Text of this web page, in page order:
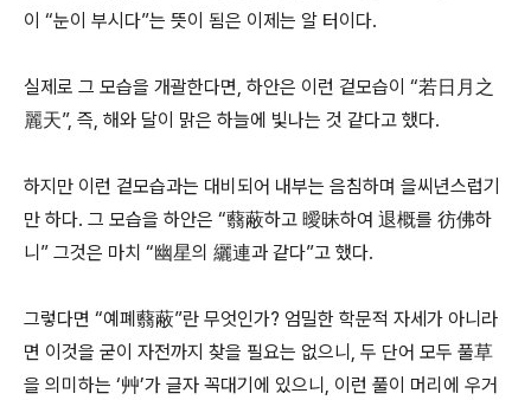
이 “눈이 부시다”는 뜻이 됨은 이제는 알 터이다.
실제로 그 모습을 개괄한다면, 하안은 이런 겉모습이 “若日月之
麗天”, 즉, 해와 달이 맑은 하늘에 빛나는 것 같다고 했다.
하지만 이런 겉모습과는 대비되어 내부는 음침하며 을씨년스럽기
만 하다. 그 모습을 하안은 “蘙蔽하고 曖昧하여 退概를 彷佛하
니” 그것은 마치 “幽星의 纚連과 같다”고 했다.
그렇다면 “예폐蘙蔽”란 무엇인가? 엄밀한 학문적 자세가 아니라
면 이것을 굳이 자전까지 찾을 필요는 없으니, 두 단어 모두 풀草
을 의미하는 ‘艸’가 글자 꼭대기에 있으니, 이런 풀이 머리에 우거